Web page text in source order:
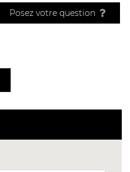
Posez votre question